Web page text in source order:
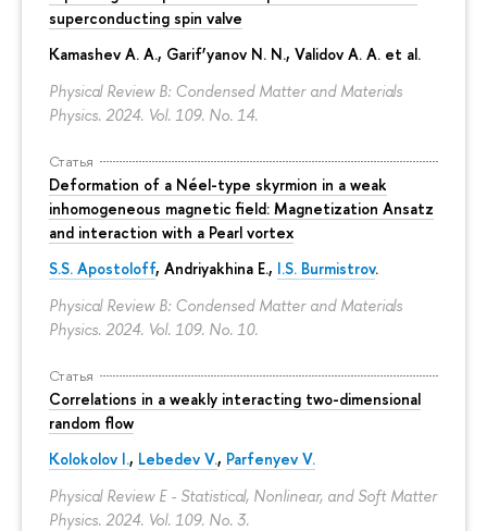
superconducting spin valve
Kamashev A. A., Garif’yanov N. N., Validov A. A. et al.
Physical Review B: Condensed Matter and Materials
Physics. 2024. Vol. 109. No. 14.
Статья
Deformation of a Néel-type skyrmion in a weak
inhomogeneous magnetic field: Magnetization Ansatz
and interaction with a Pearl vortex
S.S. Apostoloff, Andriyakhina E., I.S. Burmistrov.
Physical Review B: Condensed Matter and Materials
Physics. 2024. Vol. 109. No. 10.
Статья
Correlations in a weakly interacting two-dimensional
random flow
Kolokolov I., Lebedev V., Parfenyev V.
Physical Review E - Statistical, Nonlinear, and Soft Matter
Physics. 2024. Vol. 109. No. 3.